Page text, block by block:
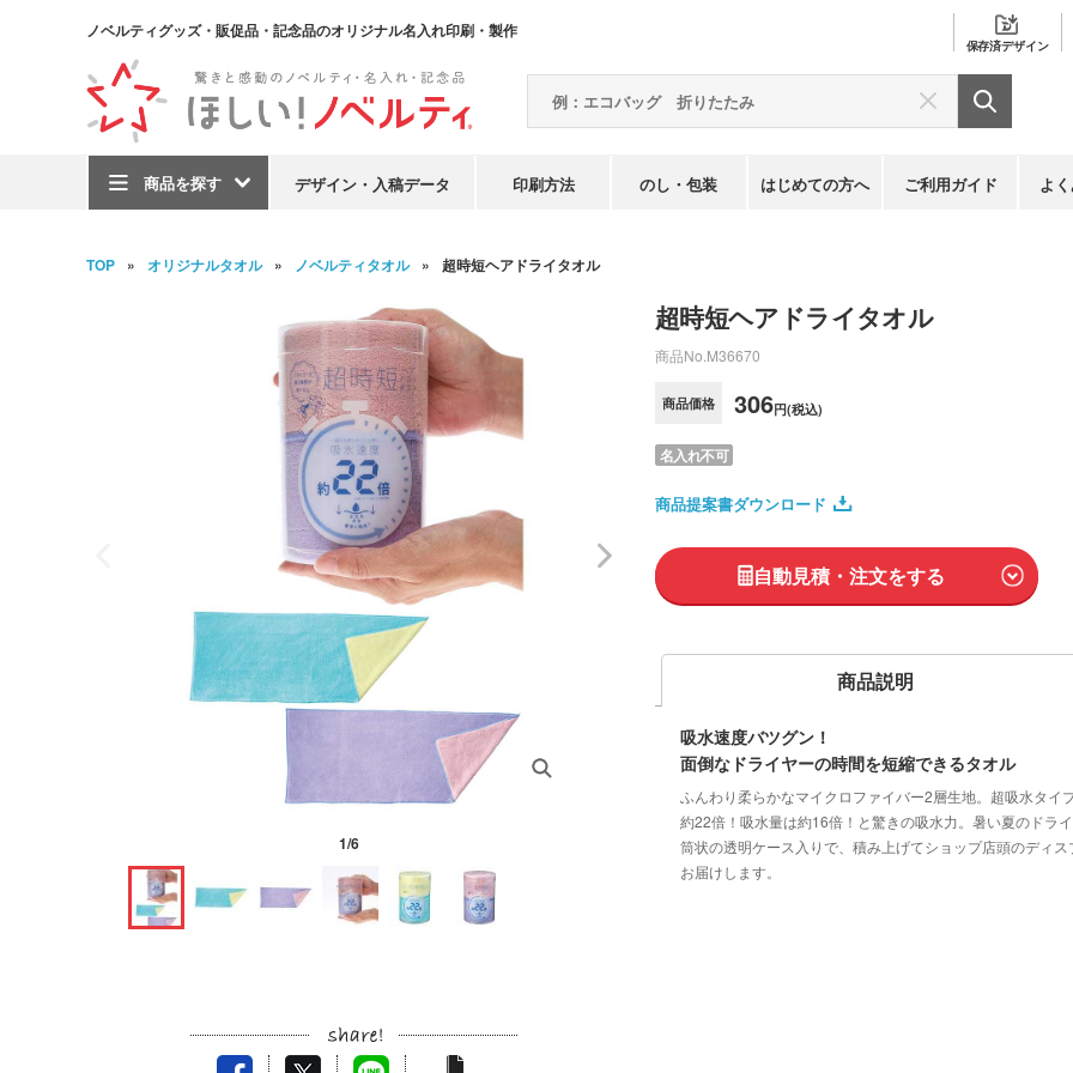
ノベルティグッズ・販促品・記念品のオリジナル名入れ印刷・製作
保存済デザイン
商品を探す デザイン・入稿データ 印刷方法 のし・包装 はじめての方へ ご利用ガイド よ
TOP オリジナルタオル ノベルティタオル 超時短ヘアドライタオル
1/6
超時短ヘアドライタオル
商品No. M36670
商品価格 306円(税込)
名入れ不可
商品提案書ダウンロード
自動見積・注文をする
商品説明
吸水速度バツグン！
面倒なドライヤーの時間を短縮できるタオル
ふんわり柔らかなマイクロファイバー2層生地。超吸水タ
約22倍！吸水量は約16倍！と驚きの吸水力。暑い夏のドラ
筒状の透明ケース入りで、積み上げてショップ店頭のディ
お届けします。